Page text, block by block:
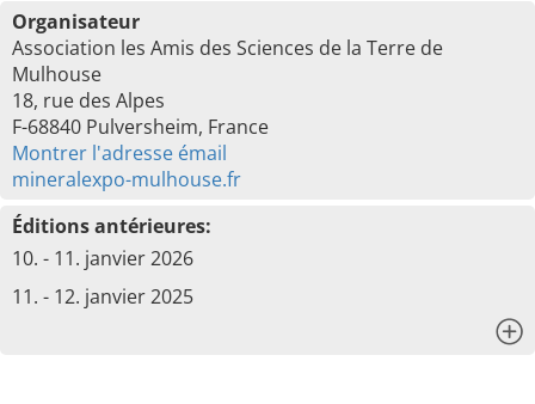
Organisateur
Association les Amis des Sciences de la Terre de
Mulhouse
18, rue des Alpes
F-68840 Pulversheim, France
Montrer l'adresse émail
mineralexpo-mulhouse.fr
Éditions antérieures:
10. - 11. janvier 2026
11. - 12. janvier 2025